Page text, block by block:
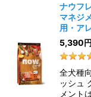
ナウフ
マネジ
用・ア
5,390円
全犬種
ッシュ
メント